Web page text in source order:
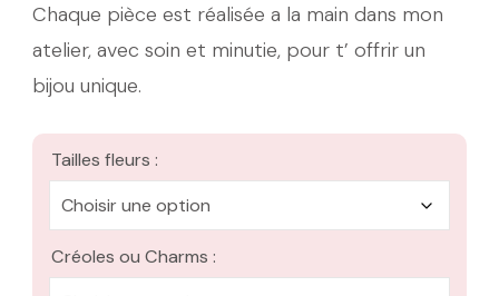
Chaque pièce est réalisée a la main dans mon
atelier, avec soin et minutie, pour t’ offrir un
bijou unique.
Tailles fleurs :
Créoles ou Charms :